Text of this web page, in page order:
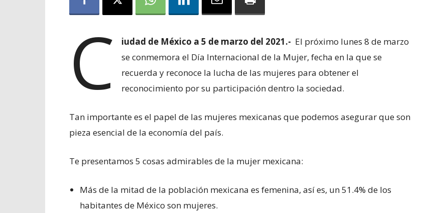
C iudad de México a 5 de marzo del 2021.- El próximo lunes 8 de marzo
se conmemora el Día Internacional de la Mujer, fecha en la que se
recuerda y reconoce la lucha de las mujeres para obtener el
reconocimiento por su participación dentro la sociedad.
Tan importante es el papel de las mujeres mexicanas que podemos asegurar que son
pieza esencial de la economía del país.
Te presentamos 5 cosas admirables de la mujer mexicana:
Más de la mitad de la población mexicana es femenina, así es, un 51.4% de los
habitantes de México son mujeres.